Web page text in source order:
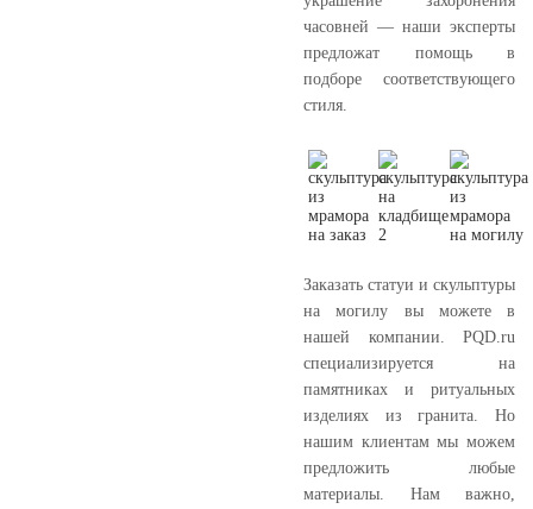
часовней — наши эксперты
предложат помощь в
подборе соответствующего
стиля.
Заказать статуи и скульптуры
на могилу вы можете в
нашей компании. PQD.ru
специализируется на
памятниках и ритуальных
изделиях из гранита. Но
нашим клиентам мы можем
предложить любые
материалы. Нам важно,